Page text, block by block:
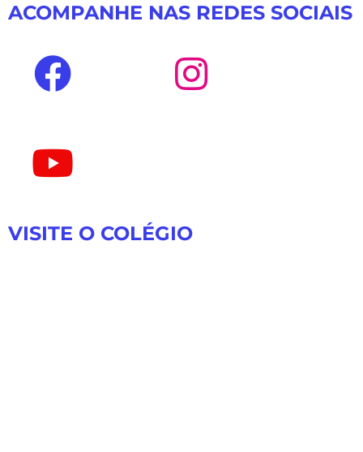
ACOMPANHE NAS REDES SOCIAIS
VISITE O COLÉGIO